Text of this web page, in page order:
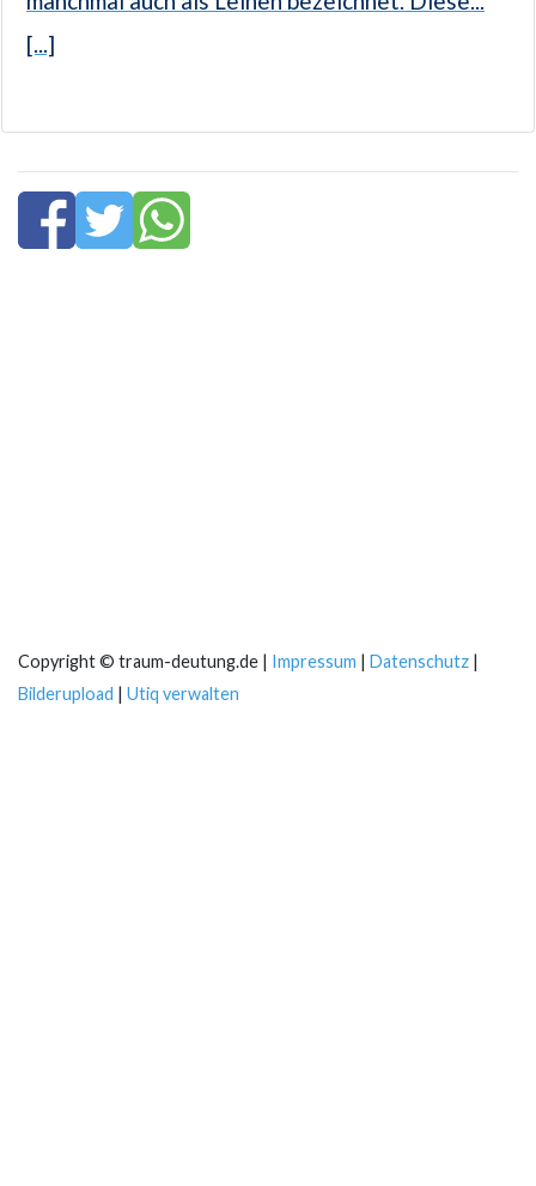
[...]
Copyright © traum-deutung.de | Impressum | Datenschutz |
Bilderupload | Utiq verwalten